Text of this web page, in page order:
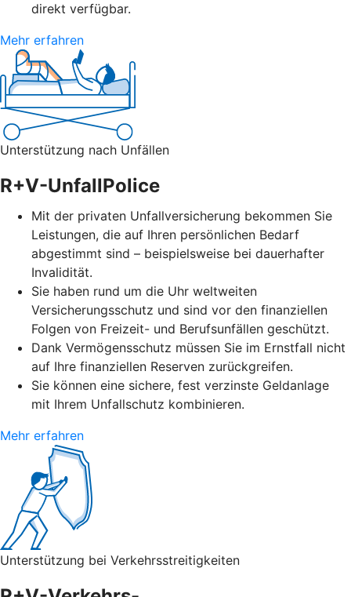
direkt verfügbar.
Mehr erfahren
Unterstützung nach Unfällen
R+V-UnfallPolice
Mit der privaten Unfallversicherung bekommen Sie
Leistungen, die auf Ihren persönlichen Bedarf
abgestimmt sind – beispielsweise bei dauerhafter
Invalidität.
Sie haben rund um die Uhr weltweiten
Versicherungsschutz und sind vor den finanziellen
Folgen von Freizeit- und Berufsunfällen geschützt.
Dank Vermögensschutz müssen Sie im Ernstfall nicht
auf Ihre finanziellen Reserven zurückgreifen.
Sie können eine sichere, fest verzinste Geldanlage
mit Ihrem Unfallschutz kombinieren.
Mehr erfahren
Unterstützung bei Verkehrsstreitigkeiten